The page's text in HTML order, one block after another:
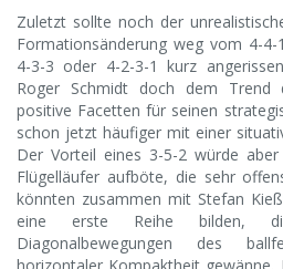
Zuletzt sollte noch der
Formationsänderung weg vom 4-
4-3-3 oder 4-2-3-1 kurz
Roger Schmidt doch dem
positive Facetten für seinen
schon jetzt häufiger mit einer
Der Vorteil eines 3-5-2 würde
Flügelläufer aufböte, die sehr
könnten zusammen mit Stefan
eine erste Reihe bilden,
Diagonalbewegungen des